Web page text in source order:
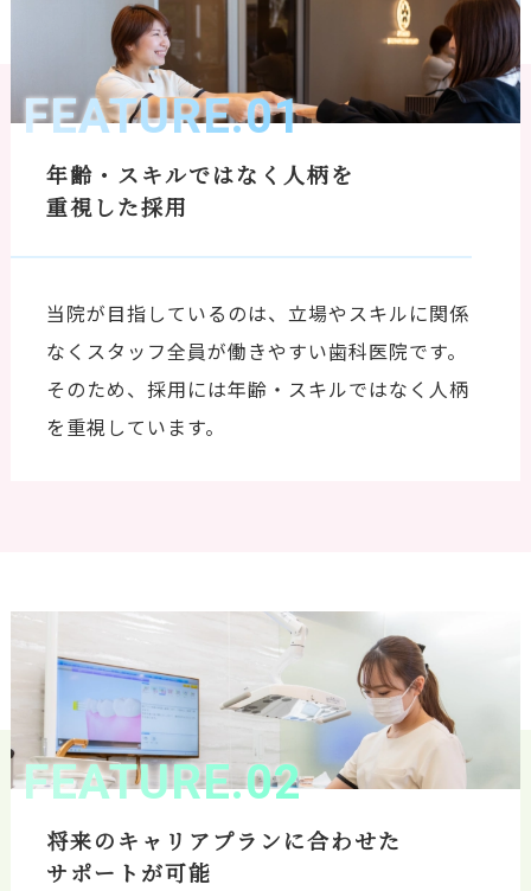
FEATURE.01
年齢・スキルではなく人柄を
重視した採用
当院が目指しているのは、立場やスキルに関係
なくスタッフ全員が働きやすい歯科医院です。
そのため、採用には年齢・スキルではなく人柄
を重視しています。
FEATURE.02
将来のキャリアプランに合わせた
サポートが可能